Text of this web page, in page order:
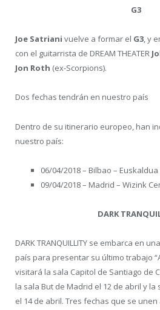
G3
Joe Satriani vuelve a formar el G3, y
con el guitarrista de DREAM THEATER
Jon Roth (ex-Scorpions).
Dos fechas tendrán en nuestro país
Dentro de su itinerario europeo, han
nuestro país:
06/04/2018 – Bilbao – Euskaldua
09/04/2018 – Madrid – Wizink
DARK
DARK TRANQUILLITY se embarca en
país para presentar su último trabajo
visitará la sala Capitol de Santiago de
la sala But de Madrid el 12 de abril y la
el 14 de abril. Tres fechas que se